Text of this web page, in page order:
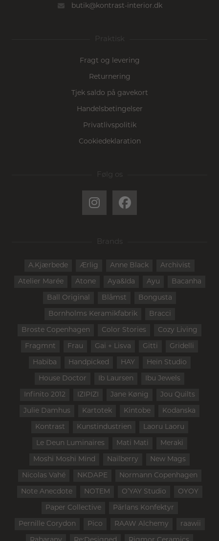
butik@kontrast-interior.dk
Praktisk
Fragt og levering
Returnering
Tjek saldo på gavekort
Handelsbetingelser
Privatlivspolitik
Cookiedeklaration
Følg os
Brands
A.Kjærbede Ærlig Anne Black Archivist
Atelier Marée Atone Aya&Ida Ayu Bacanha
Ball Original Blåmst Bongusta
Bornholms Keramikfabrik Bracci
Broste Copenhagen Color Stories Cozy Living
Fragmnt Frau Gai + Lisva Gitti Gridelli
Habiba Handpicked HAY Hein Studio
House Doctor Ib Laursen Ibu Jewels
Infinito 2012 IZIPIZI Jane Kønig Jou Quilts
Julie Damhus Kartotek Kintobe Kodanska
Kontrast Kunstindustrien Laoru Laoru
Le Deun Luminaires Mati Mati Meraki
Moshi Moshi Mind Nailberry New Mags
Nicolas Vahé NKDAPE Normann Copenhagen
Note Anecdote NOTEM O’YAY Studio OYOY
Paper Collective Pärlans Konfektyr
Pernille Corydon Pico RAAW Alchemy raawii